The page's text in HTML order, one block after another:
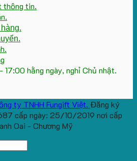
thông tin.
hằng ngày, nghỉ Chủ nhật.
ty TNHH Fungift Việt. Đăng ký
cấp ngày: 25/10/2019 nơi cấp
Oai - Chương Mỹ